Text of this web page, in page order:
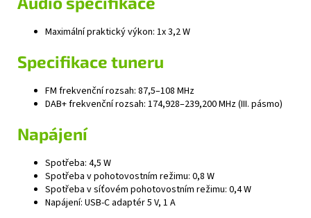
Maximální praktický výkon: 1x 3,2 W
Specifikace tuneru
FM frekvenční rozsah: 87,5–108 MHz
DAB+ frekvenční rozsah: 174,928–239,200 MHz (III. pásmo)
Napájení
Spotřeba: 4,5 W
Spotřeba v pohotovostním režimu: 0,8 W
Spotřeba v síťovém pohotovostním režimu: 0,4 W
Napájení: USB‑C adaptér 5 V, 1 A